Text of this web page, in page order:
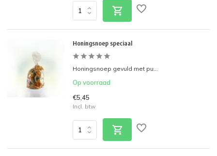
Honingsnoep speciaal
Honingsnoep gevuld met pu...
Op voorraad
€5,45
Incl. btw